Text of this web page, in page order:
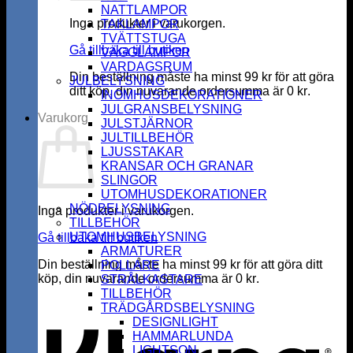
Inga produkter i varukorgen.
Gå tillbaka till butiken
Din beställning måste ha minst99 kr för att göra
ditt köp, din nuvarande ordersumma är 0 kr.
Varukorg
Inga produkter i varukorgen.
Gå tillbaka till butiken
Din beställning måste ha minst99 kr för att göra ditt
köp, din nuvarande ordersumma är 0 kr.
NATTLAMPOR
TAKLAMPOR
TVÄTTSTUGA
VÄGGLAMPOR
VARDAGSRUM
JULBELYSNING
INOMHUSDEKORATIONER
JULGRANSBELYSNING
JULSTJÄRNOR
JULTILLBEHÖR
LJUSSTAKAR
KRANSAR OCH GRANAR
SLINGOR
UTOMHUSDEKORATIONER
NÖDBELYSNING
TILLBEHÖR
UTOMHUSBELYSNING
ARMATURER
POLLARE
STRÅLKASTARE
TILLBEHÖR
TRÄDGÅRDSBELYSNING
DESIGNLIGHT
HAMMARLUNDA
LIGHTSON